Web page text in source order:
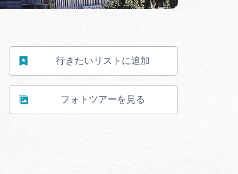
行きたいリストに追加
フォトツアーを見る